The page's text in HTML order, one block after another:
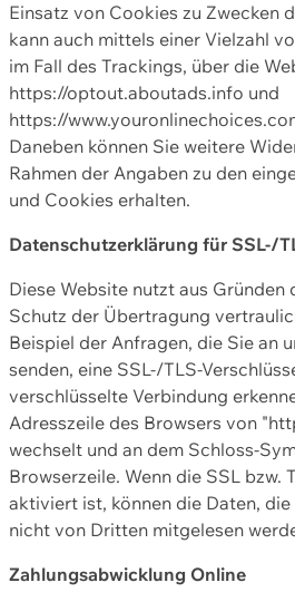
Einsatz von Cookies zu Zwecken
kann auch mittels einer Vielzahl
im Fall des Trackings, über die
https://optout.aboutads.info und
https://
Daneben können Sie weitere
Rahmen der Angaben zu den
und Cookies erhalten.
Datenschutzerklärung für SSL-/
Diese Website nutzt aus Gründen
Schutz der Übertragung
Beispiel der Anfragen, die Sie an
senden, eine SSL-/TLS-
verschlüsselte Verbindung
Adresszeile des Browsers von
wechselt und an dem Schloss-
Browserzeile. Wenn die SSL bzw.
aktiviert ist, können die Daten,
nicht von Dritten mitgelesen
Zahlungsabwicklung Online